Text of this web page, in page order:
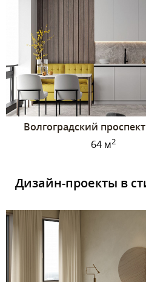
Волгоградский
64 м2
Дизайн-проекты в